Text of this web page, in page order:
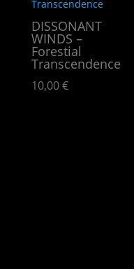
DISSONANT
WINDS –
Forestial
Transcendence
10,00€